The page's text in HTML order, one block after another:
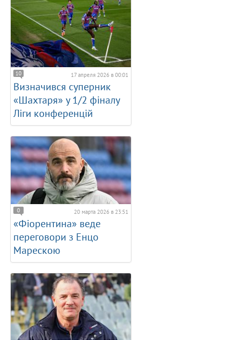
10 17 апреля 2026 в 00:01
Визначився суперник
«Шахтаря» у 1/2 фіналу
Ліги конференцій
0 20 марта 2026 в 23:51
«Фіорентина» веде
переговори з Енцо
Марескою